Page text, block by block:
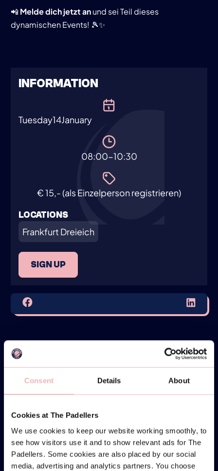
Consent Details About
Cookies at The Padellers
We use cookies to keep our website working smoothly, to
see how visitors use it and to show relevant ads for The
Padellers. Some cookies are also placed by our social
media, advertising and analytics partners. You choose
📲 Melde dich jetzt anund sei Teil dieses
dynamischen Events! 🎾✨
INFORMATION
Tuesday14January
08:00-10:30
€ 15,- (als Einzelperson registrieren)
LOCATIONS
Frankfurt Dreieich
SIGN UP